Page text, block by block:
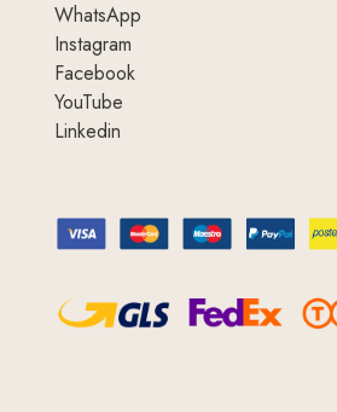
WhatsApp
Instagram
Facebook
YouTube
Linkedin